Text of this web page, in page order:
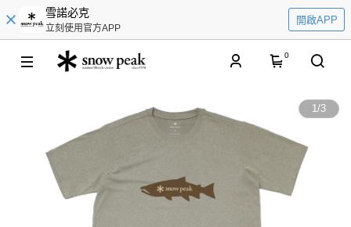
雪諾必克
立刻使用官方APP
開啟APP
0
1/3